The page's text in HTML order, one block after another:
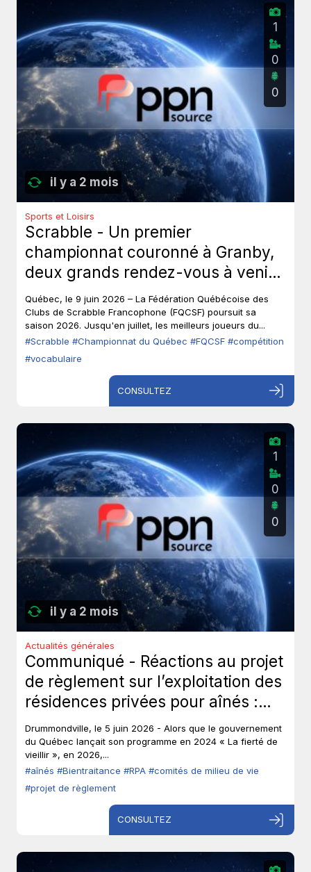
il y a 2 mois
1
0
0
Sports et Loisirs
Scrabble - Un premier
championnat couronné à Granby,
deux grands rendez-vous à venir
au Québec.
Québec, le 9 juin 2026 – La Fédération Québécoise des
Clubs de Scrabble Francophone (FQCSF) poursuit sa
saison 2026. Jusqu'en juillet, les meilleurs joueurs du...
#Scrabble #Championnat du Québec #FQCSF #compétition
#vocabulaire
CONSULTEZ
il y a 2 mois
1
0
0
Actualités générales
Communiqué - Réactions au projet
de règlement sur l’exploitation des
résidences privées pour aînés :
Les aînés ont-ils toujours leur droit
de parole?
Drummondville, le 5 juin 2026 - Alors que le gouvernement
du Québec lançait son programme en 2024 « La fierté de
vieillir », en 2026,...
#aînés #Bientraitance #RPA #comités de milieu de vie
#projet de règlement
CONSULTEZ